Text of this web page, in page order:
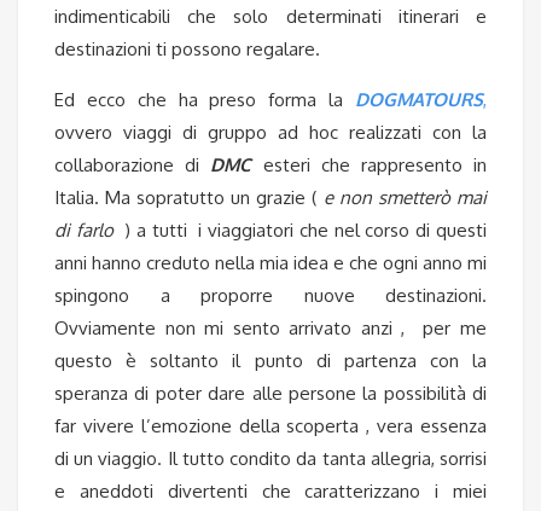
indimenticabili che solo determinati itinerari e
destinazioni ti possono regalare.
Ed ecco che ha preso forma la DOGMATOURS,
ovvero viaggi di gruppo ad hoc realizzati con la
collaborazione di DMC esteri che rappresento in
Italia. Ma sopratutto un grazie ( e non smetterò mai
di farlo) a tutti i viaggiatori che nel corso di questi
anni hanno creduto nella mia idea e che ogni anno mi
spingono a proporre nuove destinazioni.
Ovviamente non mi sento arrivato anzi , per me
questo è soltanto il punto di partenza con la
speranza di poter dare alle persone la possibilità di
far vivere l’emozione della scoperta , vera essenza
di un viaggio. Il tutto condito da tanta allegria, sorrisi
e aneddoti divertenti che caratterizzano i miei